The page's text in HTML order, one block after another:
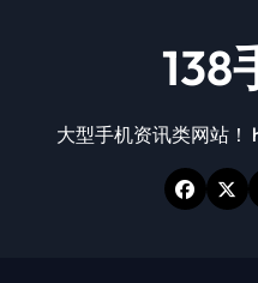
138
大型手机资讯类网站！